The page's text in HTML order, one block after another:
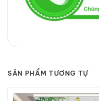
SẢN PHẨM TƯƠNG TỰ